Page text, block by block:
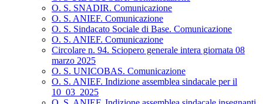
O. S. SNADIR. Comunicazione
O. S. ANIEF. Comunicazione
O. S. Sindacato Sociale di Base. Comunicazione
O. S. ANIEF. Comunicazione
Circolare n. 94. Sciopero generale intera giornata 08
marzo 2025
O. S. UNICOBAS. Comunicazione
O. S. ANIEF. Indizione assemblea sindacale per il
10_03_2025